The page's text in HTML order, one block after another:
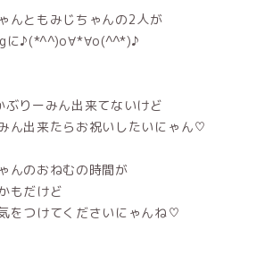
んともみじちゃんの2人が
に♪(*^^)o∀*∀o(^^*)♪
ぶりーみん出来てないけど
ん出来たらお祝いしたいにゃん♡
んのおねむの時間が
もだけど
をつけてくださいにゃんね♡